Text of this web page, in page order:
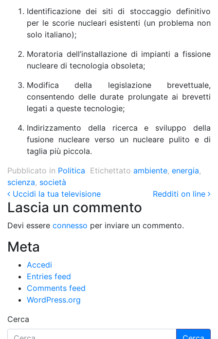
Identificazione dei siti di stoccaggio definitivo
per le scorie nucleari esistenti (un problema non
solo italiano);
Moratoria dell’installazione di impianti a fissione
nucleare di tecnologia obsoleta;
Modifica della legislazione brevettuale,
consentendo delle durate prolungate ai brevetti
legati a queste tecnologie;
Indirizzamento della ricerca e sviluppo della
fusione nucleare verso un nucleare pulito e di
taglia più piccola.
Pubblicato in Politica Etichettato ambiente, energia,
scienza, società
Post navigation
Uccidi la tua televisione Redditi on line
Lascia un commento
Devi essere connesso per inviare un commento.
Meta
Accedi
Entries feed
Comments feed
WordPress.org
Cerca